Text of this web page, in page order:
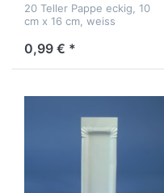
20 Teller Pappe eckig, 10
cm x 16 cm, weiss
0,99 € *